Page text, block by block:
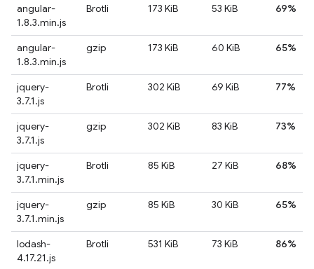
angular-
1.8.3.min.js
Brotli 173 KiB 53 KiB 69%
angular-
1.8.3.min.js
gzip 173 KiB 60 KiB 65%
jquery-
3.7.1.js
Brotli 302 KiB 69 KiB 77%
jquery-
3.7.1.js
gzip 302 KiB 83 KiB 73%
jquery-
3.7.1.min.js
Brotli 85 KiB 27 KiB 68%
jquery-
3.7.1.min.js
gzip 85 KiB 30 KiB 65%
lodash-
4.17.21.js
Brotli 531 KiB 73 KiB 86%